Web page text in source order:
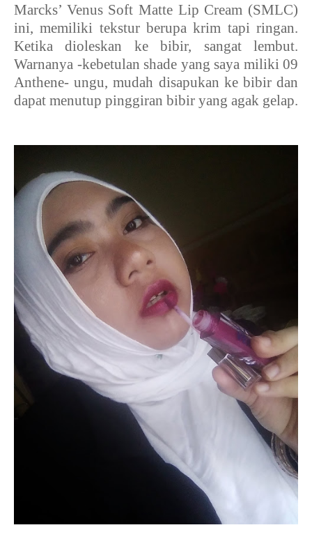
Marcks’ Venus Soft Matte Lip Cream (SMLC)
ini, memiliki tekstur berupa krim tapi ringan.
Ketika dioleskan ke bibir, sangat lembut.
Warnanya -kebetulan shade yang saya miliki 09
Anthene- ungu, mudah disapukan ke bibir dan
dapat menutup pinggiran bibir yang agak gelap.